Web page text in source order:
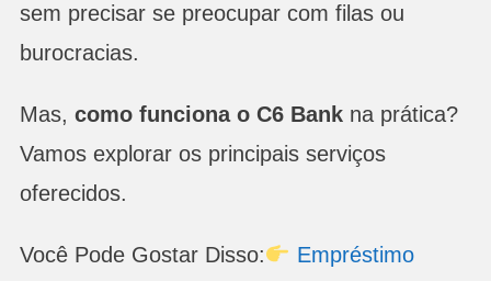
sem precisar se preocupar com filas ou
burocracias.
Mas, como funciona o C6 Bankna prática?
Vamos explorar os principais serviços
oferecidos.
Você Pode Gostar Disso:
Empréstimo